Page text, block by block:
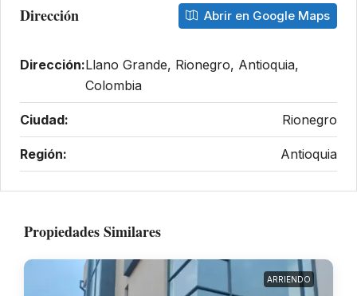
Dirección Abrir en Google Maps
Dirección:Llano Grande, Rionegro, Antioquia,
Colombia
Ciudad: Rionegro
Región: Antioquia
Propiedades Similares
ARRIENDO